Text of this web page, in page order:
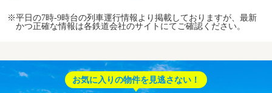
※平日の7時-9時台の列車運行情報より掲載しておりますが、最新
かつ正確な情報は各鉄道会社のサイトにてご確認ください。
お気に入りの物件を見逃さない！